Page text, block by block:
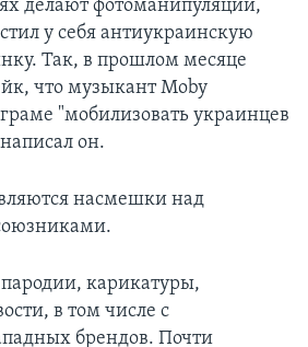
делают фотоманипуляции,
у себя антиукраинскую
Так, в прошлом месяце
что музыкант Moby
"мобилизовать украинцев
он.
насмешки над
карикатуры,
в том числе с
брендов. Почти